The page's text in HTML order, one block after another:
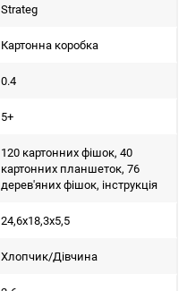
Strateg
Картонна коробка
0.4
5+
120 картонних фішок, 40
картонних планшеток, 76
дерев'яних фішок, інструкція
24,6х18,3х5,5
Хлопчик/Дiвчина